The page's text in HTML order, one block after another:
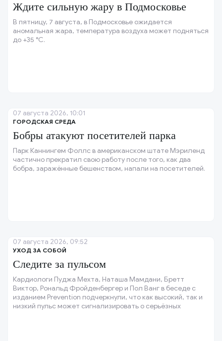
Ждите сильную жару в Подмосковье
В пятницу, 7 августа, в Подмосковье ожидается
аномальная жара, температура воздуха может подняться
до +35 °C.
ГОРОДСКАЯ СРЕДА
Бобры атакуют посетителей парка
Парк Каннингем Фоллс в американском штате Мэриленд
частично прекратил свою работу после того, как два
бобра, заражённые бешенством, напали на посетителей.
07 августа 2026, 10:01
УХОД ЗА СОБОЙ
Следите за пульсом
Кардиологи Пуджа Мехта, Наташа Мамдани, Бретт
Виктор, Рональд Фройденбергер и Пол Ванг в беседе с
изданием Prevention подчеркнули, что как высокий, так и
низкий пульс может сигнализировать о серьёзных
07 августа 2026, 09:52